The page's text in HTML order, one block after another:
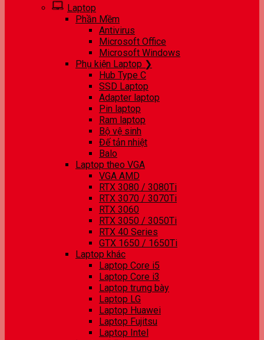
Laptop
Phần Mềm
Antivirus
Microsoft Office
Microsoft Windows
Phụ kiện Laptop ❯
Hub Type C
SSD Laptop
Adapter laptop
Pin laptop
Ram laptop
Bộ vệ sinh
Đế tản nhiệt
Balo
Laptop theo VGA
VGA AMD
RTX 3080 / 3080Ti
RTX 3070 / 3070Ti
RTX 3060
RTX 3050 / 3050Ti
RTX 40 Series
GTX 1650 / 1650Ti
Laptop khác
Laptop Core i5
Laptop Core i3
Laptop trưng bày
Laptop LG
Laptop Huawei
Laptop Fujitsu
Laptop Intel